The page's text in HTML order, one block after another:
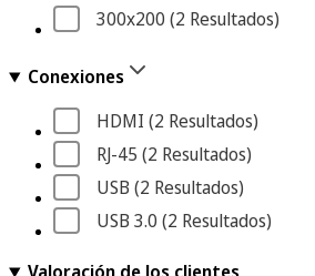
300x200 (2 Resultados)
Conexiones
HDMI (2 Resultados)
RJ-45 (2 Resultados)
USB (2 Resultados)
USB 3.0 (2 Resultados)